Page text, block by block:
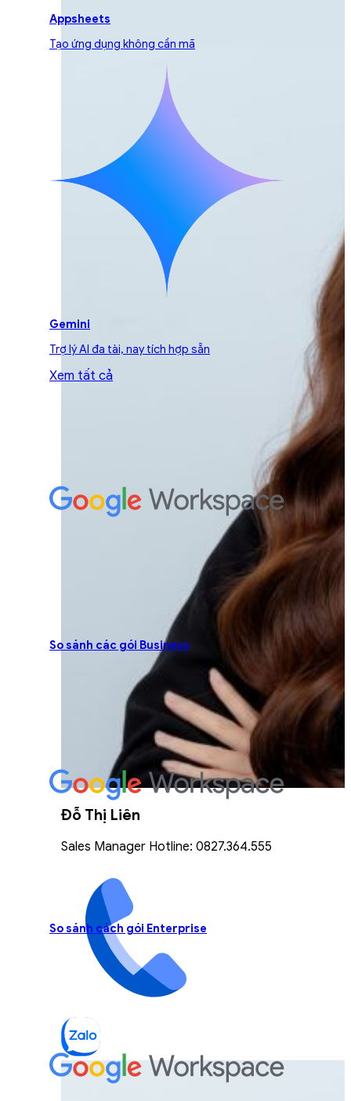
Đỗ Thị Liên
Sales Manager Hotline: 0827.364.555
Appsheets
Tạo ứng dụng không cần mã
Gemini
Trợ lý AI đa tài, nay tích hợp sẵn
Xem tất cả
So sánh các gói Business
So sánh cách gói Enterprise